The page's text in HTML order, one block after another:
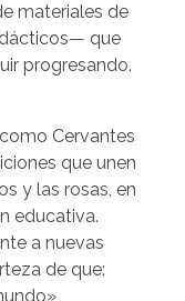
materiales de
que
progresando.
Cervantes
que unen
y las rosas, en
educativa.
a nuevas
de que: